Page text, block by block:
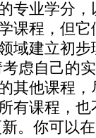
专业学分
课程，但
域建立初
虑自己的
其他课程
有课程，
。你可以